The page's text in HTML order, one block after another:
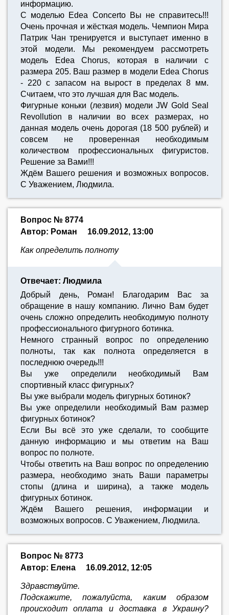
информацию.
С моделью Edea Concerto Вы не справитесь!!!
Очень прочная и жёсткая модель. Чемпион Мира
Патрик Чан тренируется и выступает именно в
этой модели. Мы рекомендуем рассмотреть
модель Edea Chorus, которая в наличии с
размера 205. Ваш размер в модели Edea Chorus
- 220 с запасом на вырост в пределах 8 мм.
Считаем, что это лучшая для Вас модель.
Фигурные коньки (лезвия) модели JW Gold Seal
Revollution в наличии во всех размерах, но
данная модель очень дорогая (18 500 рублей) и
совсем не проверенная необходимым
количеством профессиональных фигуристов.
Решение за Вами!!!
Ждём Вашего решения и возможных вопросов.
С Уважением, Людмила.
Вопрос № 8774
Автор: Роман
16.09.2012, 13:00
Как определить полноту
Отвечает: Людмила
Добрый день, Роман! Благодарим Вас за
обращение в нашу компанию. Лично Вам будет
очень сложно определить необходимую полноту
профессионального фигурного ботинка.
Немного странный вопрос по определению
полноты, так как полнота определяется в
последнюю очередь!!!
Вы уже определили необходимый Вам
спортивный класс фигурных?
Вы уже выбрали модель фигурных ботинок?
Вы уже определили необходимый Вам размер
фигурных ботинок?
Если Вы всё это уже сделали, то сообщите
данную информацию и мы ответим на Ваш
вопрос по полноте.
Чтобы ответить на Ваш вопрос по определению
размера, необходимо знать Ваши параметры
стопы (длина и ширина), а также модель
фигурных ботинок.
Ждём Вашего решения, информации и
возможных вопросов. С Уважением, Людмила.
Вопрос № 8773
Автор: Елена
16.09.2012, 12:05
Здравствуйте.
Подскажите, пожалуйста, каким образом
происходит оплата и доставка в Украину?